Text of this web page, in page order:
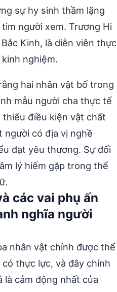
sự hy sinh thầm lặng
người xem. Trương Hi
Kinh, là diễn viên thực
nghiệm.
hai nhân vật bố trong
mẫu người cha thực tế
điều kiện vật chất
người có địa vị nghề
đạt yêu thương. Sự đối
lý hiếm gặp trong thể
các vai phụ ấn
nghĩa người
nhân vật chính được thể
thực lực, và đây chính
là cảm động nhất của